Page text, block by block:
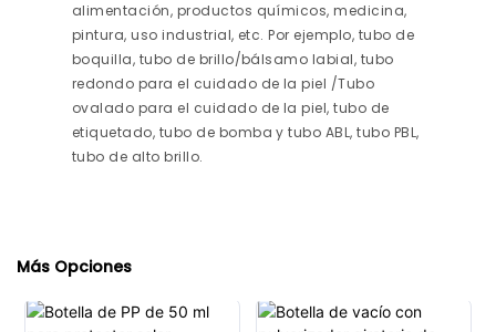
alimentación, productos químicos, medicina,
pintura, uso industrial, etc. Por ejemplo, tubo de
boquilla, tubo de brillo/bálsamo labial, tubo
redondo para el cuidado de la piel /Tubo
ovalado para el cuidado de la piel, tubo de
etiquetado, tubo de bomba y tubo ABL, tubo PBL,
tubo de alto brillo.
Más Opciones